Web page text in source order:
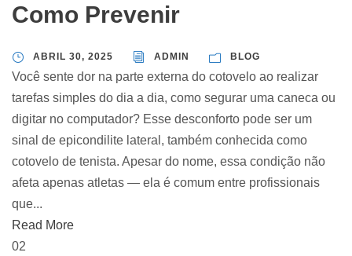
Como Prevenir
ABRIL 30, 2025 ADMIN BLOG
Você sente dor na parte externa do cotovelo ao realizar
tarefas simples do dia a dia, como segurar uma caneca ou
digitar no computador? Esse desconforto pode ser um
sinal de epicondilite lateral, também conhecida como
cotovelo de tenista. Apesar do nome, essa condição não
afeta apenas atletas — ela é comum entre profissionais
que...
Read More
02